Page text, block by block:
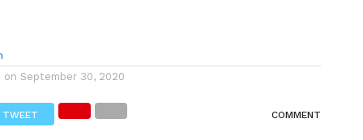
on September 30, 2020
TWEET COMMENT